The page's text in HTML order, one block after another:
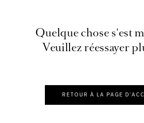
Quelque chose s'est
Veuillez réessayer
RETOUR À LA PAGE